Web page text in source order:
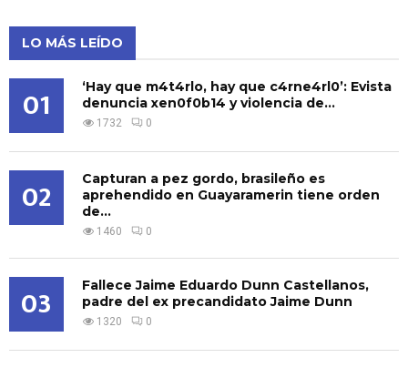
LO MÁS LEÍDO
01
‘Hay que m4t4rlo, hay que c4rne4rl0’: Evista
denuncia xen0f0b14 y violencia de...
1732 0
02
Capturan a pez gordo, brasileño es
aprehendido en Guayaramerin tiene orden
de...
1460 0
03
Fallece Jaime Eduardo Dunn Castellanos,
padre del ex precandidato Jaime Dunn
1320 0